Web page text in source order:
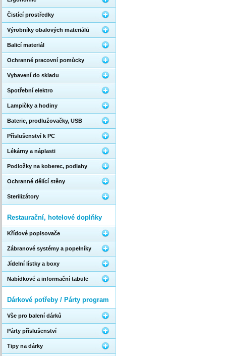
Čistící prostředky
Výrobníky obalových materiálů
Balicí materiál
Ochranné pracovní pomůcky
Vybavení do skladu
Spotřební elektro
Lampičky a hodiny
Baterie, prodlužovačky, USB
Příslušenství k PC
Lékárny a náplasti
Podložky na koberec, podlahy
Ochranné dělící stěny
Sterilizátory
Restaurační, hotelové doplňky
Křídové popisovače
Zábranové systémy a popelníky
Jídelní lístky a boxy
Nabídkové a informační tabule
Dárkové potřeby / Párty program
Vše pro balení dárků
Párty příslušenství
Tipy na dárky